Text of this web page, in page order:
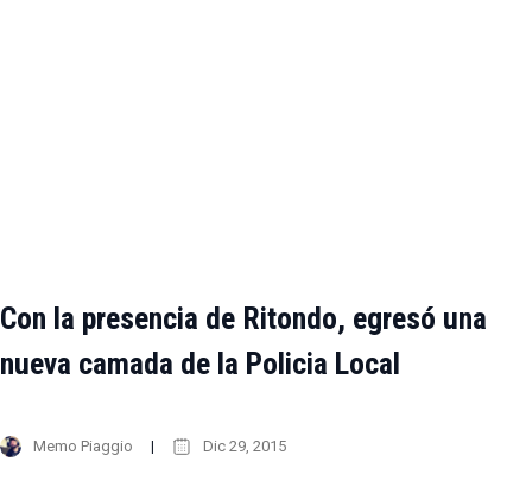
Con la presencia de Ritondo, egresó una
nueva camada de la Policia Local
Memo Piaggio Dic 29, 2015